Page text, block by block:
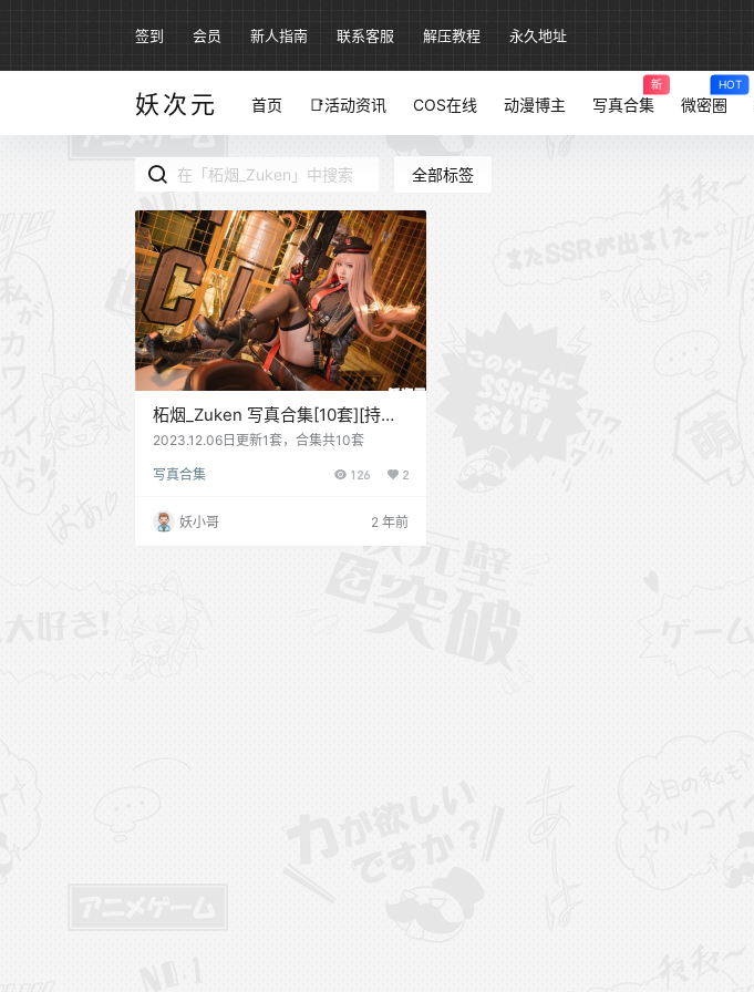
签到 会员 新人指南 联系客服 解压教程 永久地址
妖次元 首页 📑活动资讯 COS在线 动漫博主 写真合集
新
微密圈
HOT
全部标签
柘烟_Zuken 写真合集[10套][持续
更新]
2023.12.06日更新1套，合集共10套
写真合集 126 2
妖小哥 2 年前